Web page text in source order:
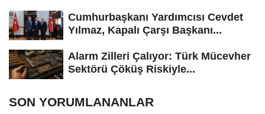
Cumhurbaşkanı Yardımcısı Cevdet
Yılmaz, Kapalı Çarşı Başkanı...
Alarm Zilleri Çalıyor: Türk Mücevher
Sektörü Çöküş Riskiyle...
SON YORUMLANANLAR